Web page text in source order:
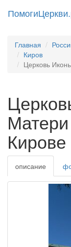
Главная
Киров
Церковь
Кирове
описание